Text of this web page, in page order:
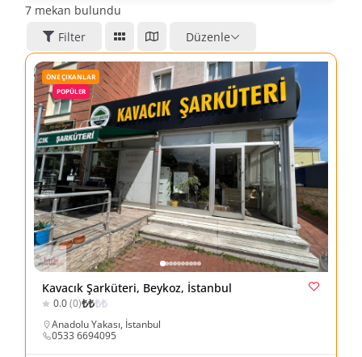
7 mekan bulundu
Filter
Düzenle
ÖNE ÇIKANLAR
POPÜLER
Kavacık Şarküteri, Beykoz, İstanbul
0.0(0)₺₺₺₺
Anadolu Yakası, İstanbul
0533 6694095